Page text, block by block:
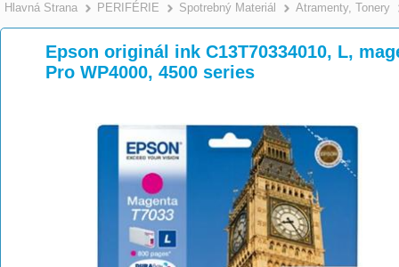
Hlavná Strana >
PERIFÉRIE >
Spotrebný Materiál >
Atramenty, Tonery
Epson originál ink C13T70334010, L,
Pro WP4000, 4500 series